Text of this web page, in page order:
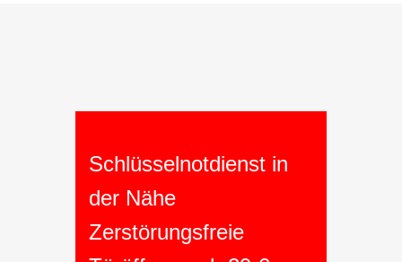
Schlüsselnotdienst in
der Nähe
Zerstörungsfreie